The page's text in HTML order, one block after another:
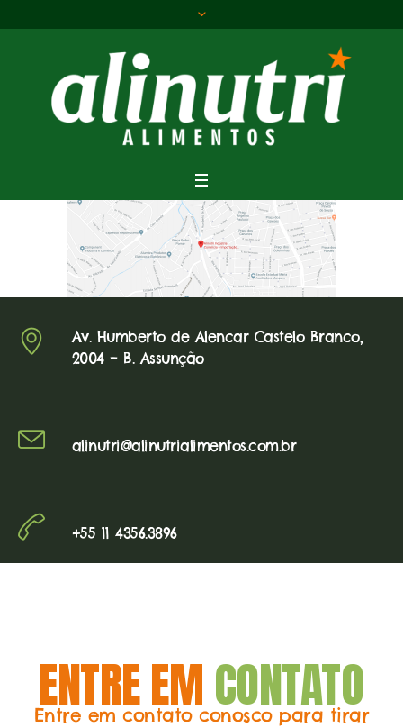
Av. Humberto de Alencar Castelo Branco,
2004 – B. Assunção
alinutri@alinutrialimentos.com.br
+55 11 4356.3896
ENTRE EMCONTATO
Entre em contato conosco para tirar